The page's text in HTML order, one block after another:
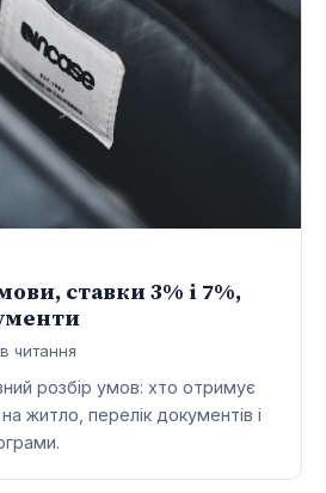
ставки 3% і 7%,
читання
розбір умов: хто отримує
житло, перелік документів і